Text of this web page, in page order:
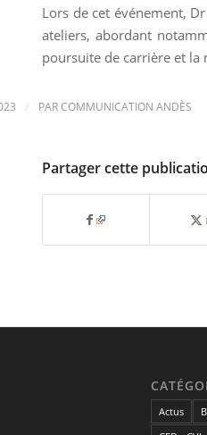
Lors de cet événement,
ateliers, abordant
poursuite de carrière et la
/ PARCOMMUNICATION ANDÈS
Partager cette
Actus